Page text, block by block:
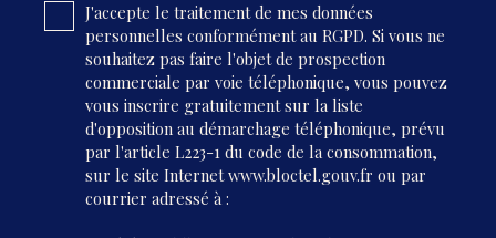
J'accepte le traitement de mes données
personnelles conformément au RGPD. Si vous ne
souhaitez pas faire l'objet de prospection
commerciale par voie téléphonique, vous pouvez
vous inscrire gratuitement sur la liste
d'opposition au démarchage téléphonique, prévu
par l'article L223-1 du code de la consommation,
sur le site Internet www.bloctel.gouv.fr ou par
courrier adressé à :